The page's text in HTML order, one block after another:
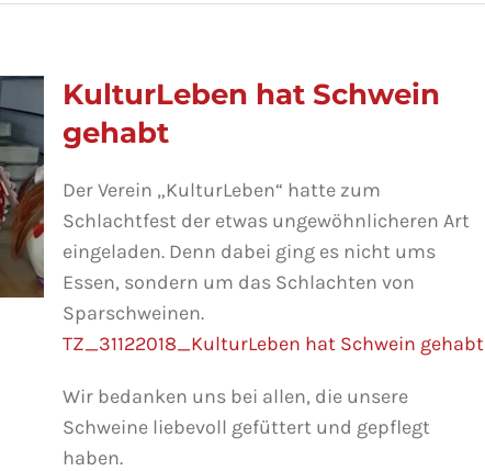
KulturLeben hat Schwein
gehabt
Der Verein „KulturLeben“ hatte zum
Schlachtfest der etwas ungewöhnlicheren Art
eingeladen. Denn dabei ging es nicht ums
Essen, sondern um das Schlachten von
Sparschweinen.
TZ_31122018_KulturLeben hat Schwein gehabt
Wir bedanken uns bei allen, die unsere
Schweine liebevoll gefüttert und gepflegt
haben.